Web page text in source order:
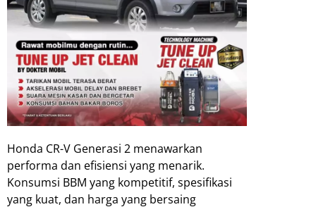
Honda CR-V Generasi 2 menawarkan
performa dan efisiensi yang menarik.
Konsumsi BBM yang kompetitif, spesifikasi
yang kuat, dan harga yang bersaing